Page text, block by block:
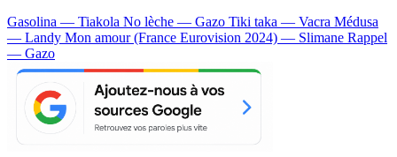
Gasolina — Tiakola No lèche — Gazo Tiki taka — Vacra Médusa
— Landy Mon amour (France Eurovision 2024) — Slimane Rappel
— Gazo